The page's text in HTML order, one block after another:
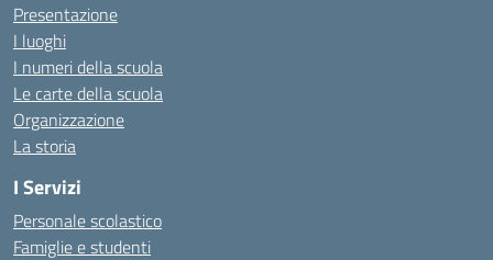
Presentazione
I luoghi
I numeri della scuola
Le carte della scuola
Organizzazione
La storia
I Servizi
Personale scolastico
Famiglie e studenti